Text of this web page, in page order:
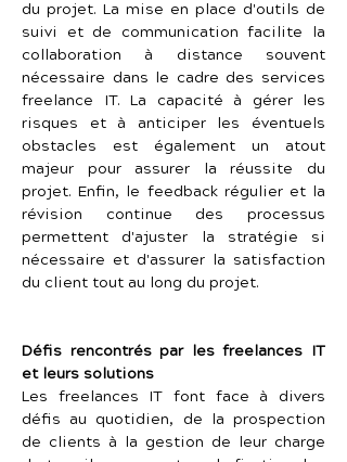
du projet. La mise en place d'outils de
suivi et de communication facilite la
collaboration à distance souvent
nécessaire dans le cadre des services
freelance IT. La capacité à gérer les
risques et à anticiper les éventuels
obstacles est également un atout
majeur pour assurer la réussite du
projet. Enfin, le feedback régulier et la
révision continue des processus
permettent d'ajuster la stratégie si
nécessaire et d'assurer la satisfaction
du client tout au long du projet.
Défis rencontrés par les freelances IT
et leurs solutions
Les freelances IT font face à divers
défis au quotidien, de la prospection
de clients à la gestion de leur charge